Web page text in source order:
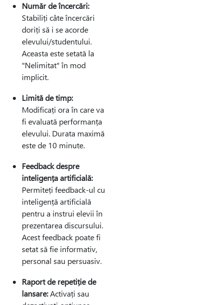
Număr de încercări:
Stabiliți câte încercări
doriți să i se acorde
elevului/studentului.
Aceasta este setată la
"Nelimitat" în mod
implicit.
Limită de timp:
Modificați ora în care va
fi evaluată performanța
elevului. Durata maximă
este de 10 minute.
Feedback despre
inteligența artificială:
Permiteți feedback-ul cu
inteligență artificială
pentru a instrui elevii în
prezentarea discursului.
Acest feedback poate fi
setat să fie informativ,
personal sau persuasiv.
Raport de repetiție de
lansare:Activați sau